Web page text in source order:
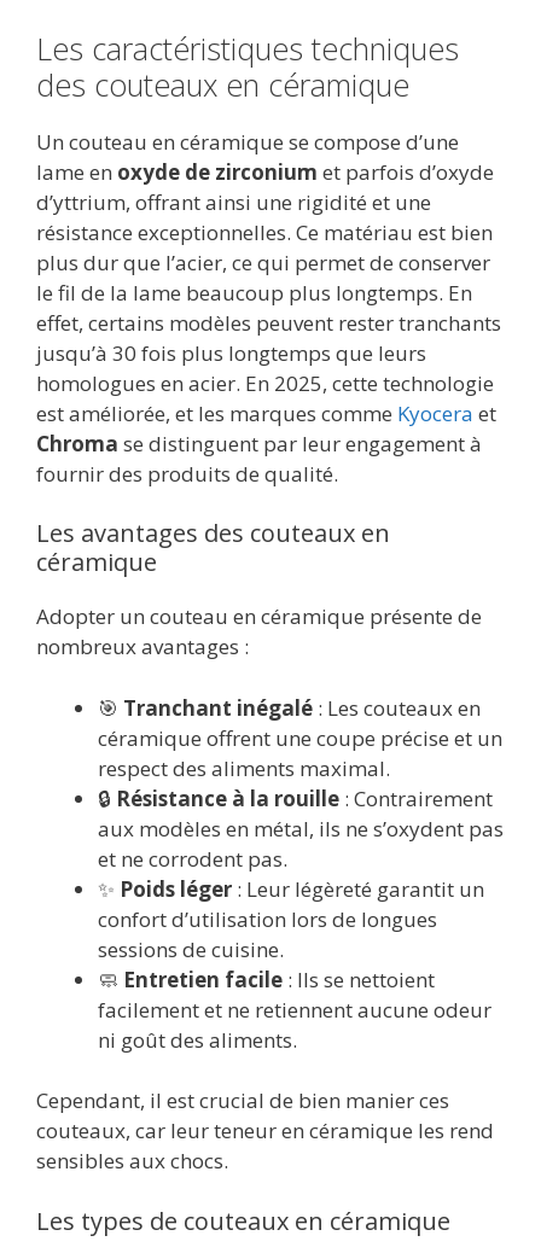
Les caractéristiques techniques
des couteaux en céramique
Un couteau en céramique se compose d’une
lame en oxyde de zirconium et parfois d’oxyde
d’yttrium, offrant ainsi une rigidité et une
résistance exceptionnelles. Ce matériau est bien
plus dur que l’acier, ce qui permet de conserver
le fil de la lame beaucoup plus longtemps. En
effet, certains modèles peuvent rester tranchants
jusqu’à 30 fois plus longtemps que leurs
homologues en acier. En 2025, cette technologie
est améliorée, et les marques comme Kyocera et
Chroma se distinguent par leur engagement à
fournir des produits de qualité.
Les avantages des couteaux en
céramique
Adopter un couteau en céramique présente de
nombreux avantages :
🎯 Tranchant inégalé : Les couteaux en
céramique offrent une coupe précise et un
respect des aliments maximal.
🔒 Résistance à la rouille : Contrairement
aux modèles en métal, ils ne s’oxydent pas
et ne corrodent pas.
✨ Poids léger : Leur légèreté garantit un
confort d’utilisation lors de longues
sessions de cuisine.
🧼 Entretien facile : Ils se nettoient
facilement et ne retiennent aucune odeur
ni goût des aliments.
Cependant, il est crucial de bien manier ces
couteaux, car leur teneur en céramique les rend
sensibles aux chocs.
Les types de couteaux en céramique